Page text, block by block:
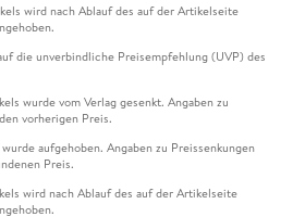
wird nach Ablauf des auf der Artikelseite
die unverbindliche Preisempfehlung (UVP) des
wurde vom Verlag gesenkt. Angaben zu
vorherigen Preis.
aufgehoben. Angaben zu Preissenkungen
Preis.
wird nach Ablauf des auf der Artikelseite